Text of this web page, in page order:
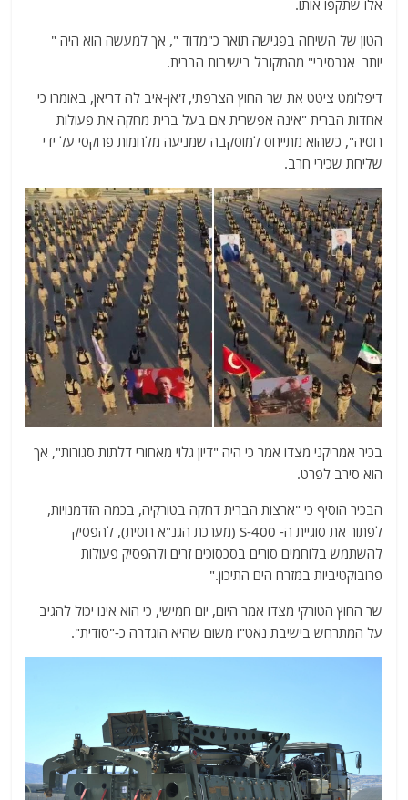
אלו שתקפו אותו.
הטון של השיחה בפגישה תואר כ"מדוד ", אך למעשה הוא היה "
יותר אגרסיבי" מהמקובל בישיבות הברית.
דיפלומט ציטט את שר החוץ הצרפתי, ז'אן-איב לה דריאן, באומרו כי
אחדות הברית "אינה אפשרית אם בעל ברית מחקה את פעולות
רוסיה", כשהוא מתייחס למוסקבה שמניעה מלחמות פרוקסי על ידי
שליחת שכירי חרב.
בכיר אמריקני מצדו אמר כי היה "דיון גלוי מאחורי דלתות סגורות", אך
הוא סירב לפרט.
הבכיר הוסיף כי "ארצות הברית דחקה בטורקיה, בכמה הזדמנויות,
לפתור את סוגיית ה- S-400 (מערכת הגנ"א רוסית), להפסיק
להשתמש בלוחמים סורים בסכסוכים זרים ולהפסיק פעולות
פרובוקטיביות במזרח הים התיכון."
שר החוץ הטורקי מצדו אמר היום, יום חמישי, כי הוא אינו יכול להגיב
על המתרחש בישיבת נאט"ו משום שהיא הוגדרה כ-"סודית".